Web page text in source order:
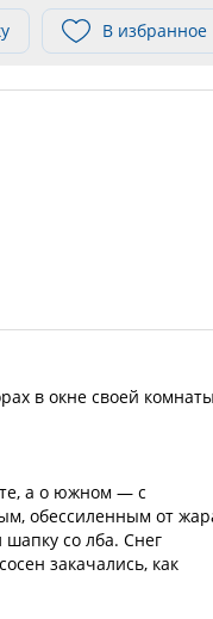
В избранное
в окне своей
а о южном — с
обессиленным от
со лба. Снег
закачались, как